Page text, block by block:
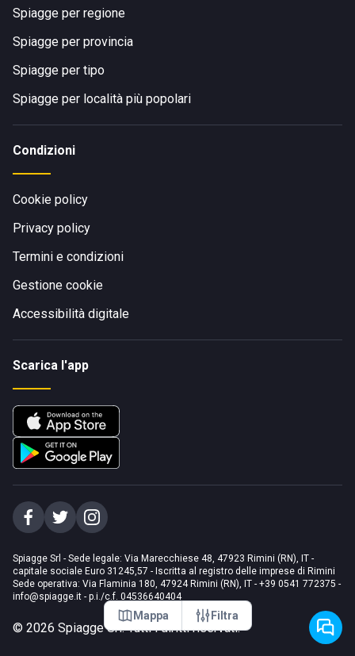
Mappa Filtra
Spiagge per regione
Spiagge per provincia
Spiagge per tipo
Spiagge per località più popolari
Condizioni
Cookie policy
Privacy policy
Termini e condizioni
Gestione cookie
Accessibilità digitale
Scarica l'app
Spiagge Srl - Sede legale: Via Marecchiese 48, 47923 Rimini (RN), IT -
capitale sociale Euro 31245,57 - Iscritta al registro delle imprese di Rimini
Sede operativa: Via Flaminia 180, 47924 Rimini (RN), IT - +39 0541 772375 -
info@spiagge.it - p.i./c.f. 04536640404
© 2026 Spiagge Srl. Tutti i diritti riservati.